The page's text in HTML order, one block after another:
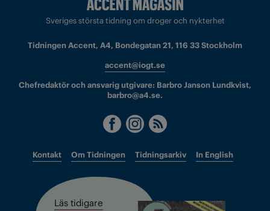
Sveriges största tidning om droger och nykterhet
Tidningen Accent, A4, Bondegatan 21, 116 33 Stockholm
accent@iogt.se
Chefredaktör och ansvarig utgivare: Barbro Janson Lundkvist,
barbro@a4.se.
Kontakt Om Tidningen Tidningsarkiv In English
Läs tidigare